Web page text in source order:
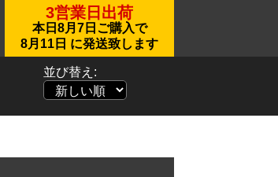
3営業日出荷
本日 8月7日 ご購入で
8月11日 に発送致します
並び替え: